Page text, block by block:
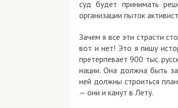
суд будет принимать
организации пыток
Зачем я все эти страсти
вот и нет! Это я пишу
претерпевает 900 тыс.
нации. Она должна быть
ней должны строиться
— они и канут в Лету.